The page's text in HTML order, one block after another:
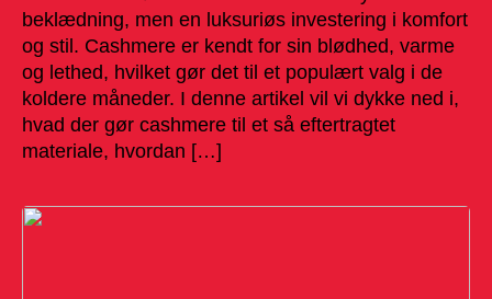
beklædning, men en luksuriøs investering i komfort
og stil. Cashmere er kendt for sin blødhed, varme
og lethed, hvilket gør det til et populært valg i de
koldere måneder. I denne artikel vil vi dykke ned i,
hvad der gør cashmere til et så eftertragtet
materiale, hvordan […]